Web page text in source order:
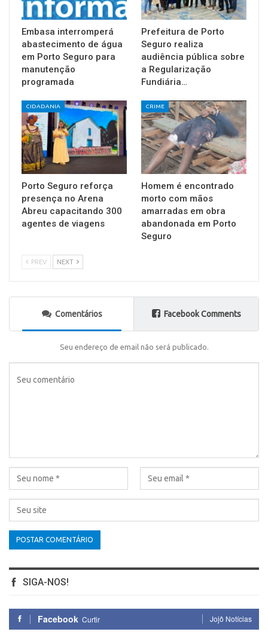
Embasa interromperá
abastecimento de água
em Porto Seguro para
manutenção
programada
Prefeitura de Porto
Seguro realiza
audiência pública sobre
a Regularização
Fundiária…
CIDADANIA
Porto Seguro reforça
presença no Arena
Abreu capacitando 300
agentes de viagens
CRIME
Homem é encontrado
morto com mãos
amarradas em obra
abandonada em Porto
Seguro
PREV NEXT
Comentários Facebook Comments
Seu endereço de email não será publicado.
SIGA-NOS!
Facebook Curtir Jojô Notícias